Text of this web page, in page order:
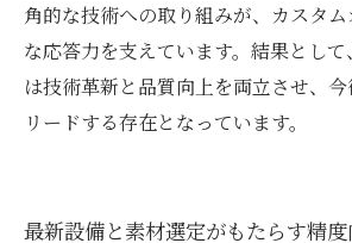
角的な技術への取り組みが、カスタ
な応答力を支えています。結果とし
は技術革新と品質向上を両立させ、
リードする存在となっています。
最新設備と素材選定がもたらす精